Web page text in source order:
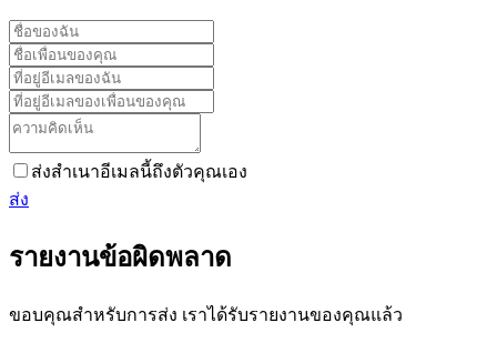
ส่งสำเนาอีเมลนี้ถึงตัวคุณเอง
ส่ง
รายงานข้อผิดพลาด
ขอบคุณสำหรับการส่ง เราได้รับรายงานของคุณแล้ว